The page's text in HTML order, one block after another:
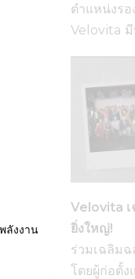
ลังงาน
ตำแหน่งรอ
Velovita มี
Velovita เ
ยิ่งใหญ่!
ร่วมเฉลิมฉ
โดยผู้ก่อตั้ง